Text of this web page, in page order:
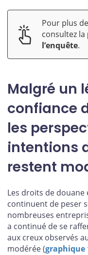
Pour plus
consultez la
l’enquête.
Malgré un
confiance
les
intentions
restent
Les droits de
continuent de peser
nombreuses
a continué de se
aux creux observés
modérée (graphique